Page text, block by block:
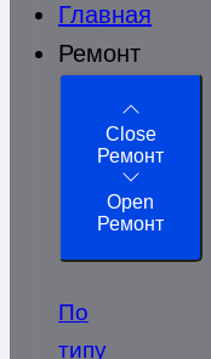
Главная
Ремонт
Close
Ремонт
Open
Ремонт
По
типу